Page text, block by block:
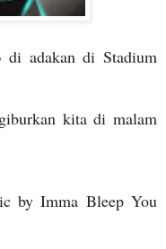
adakan di Stadium
kita di malam
by Imma Bleep You